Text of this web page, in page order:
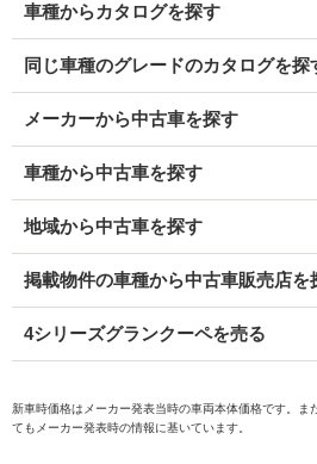
車種からカタログを探す
同じ車種のグレードのカタログを探
メーカーから中古車を探す
車種から中古車を探す
地域から中古車を探す
掲載物件の車種から中古車販売店を
4シリーズグランクーペを売る
新車時価格はメーカー発表当時の車両本体価格です。ま
てもメーカー発表時の情報に基いています。